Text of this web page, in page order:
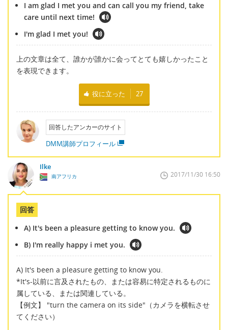
I am glad I met you and can call you my friend, take
care until next time!
I'm glad I met you!
上の文章は全て、誰かが誰かに会ってとても嬉しかったこと
を表現できます。
役に立った 27
回答したアンカーのサイト
DMM講師プロフィール
Ilke
南アフリカ 2017/11/30 16:50
回答
A) It's been a pleasure getting to know you.
B) I'm really happy i met you.
A) It's been a pleasure getting to know you.
*It's-以前に言及されたもの、または容易に特定されるものに
属している、または関連している。
【例文】 "turn the camera on its side"（カメラを横転させ
てください）